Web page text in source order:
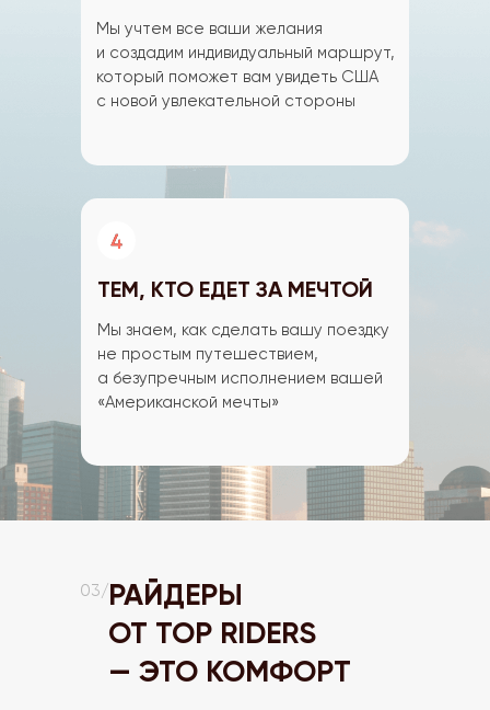
ТЕМ, КТО ЕДЕТ ЗА МЕЧТОЙ
Мы знаем, как сделать вашу поездку
не простым путешествием,
а безупречным исполнением вашей
«Американской мечты»
Мы учтем все ваши желания
и создадим индивидуальный маршрут,
который поможет вам увидеть США
с новой увлекательной стороны
РАЙДЕРЫ
ОТ TOP RIDERS
— ЭТО КОМФОРТ
03/